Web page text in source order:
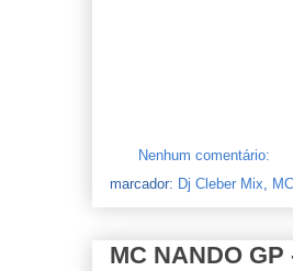
Nenhum comentário:
marcador: Dj Cleber Mix,
MC NANDO